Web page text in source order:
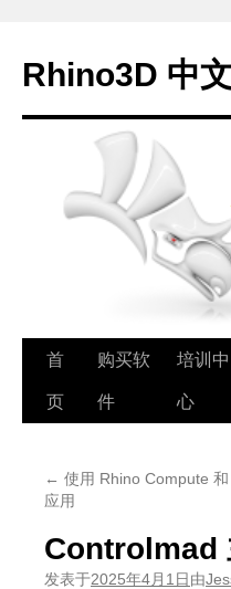
Rhino3D 中
跳
至
首
页
购买软
件
培训中
心
← 使用 Rhino Compute
应用
Controlmad
发表于2025年4月1日由